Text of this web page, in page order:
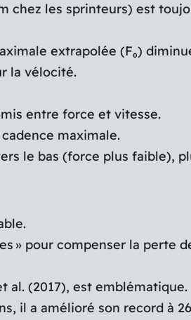
chez les sprinteurs) est
extrapolée (F₀)
la vélocité.
entre force et vitesse.
maximale.
le bas (force plus faible),
» pour compenser la perte
al. (2017), est emblématique.
il a amélioré son record à